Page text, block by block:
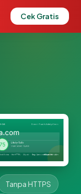
Cek Gratis
Tanpa HTTPS